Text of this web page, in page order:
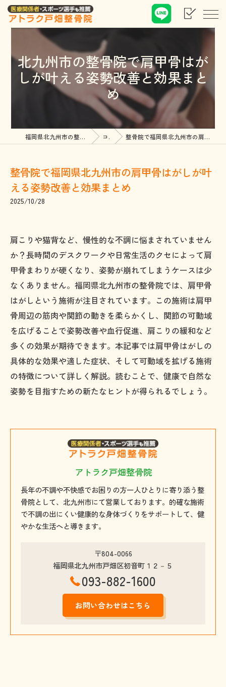
北九州市の整骨院で肩甲骨はが
しが叶える姿勢改善と効果まと
め
福岡県北九州市の整骨院ならアトラク戸畑整骨院 コラム 整骨院で福岡県北九州市の肩甲骨はがしが叶える姿勢改善と効果まとめ
整骨院で福岡県北九州市の肩甲骨はがしが叶
える姿勢改善と効果まとめ
2025/10/28
肩こりや猫背など、慢性的な不調に悩まされていません
か？長時間のデスクワークや日常生活のクセによって肩
甲骨まわりが硬くなり、姿勢が崩れてしまうケースは少
なくありません。福岡県北九州市の整骨院では、肩甲骨
はがしという施術が注目されています。この施術は肩甲
骨周辺の筋肉や関節の動きを柔らかくし、関節の可動域
を広げることで姿勢改善や血行促進、肩こりの緩和など
多くの効果が期待できます。本記事では肩甲骨はがしの
具体的な効果や適した症状、そして可動域を拡げる施術
の特徴について詳しく解説。読むことで、健康で自然な
姿勢を目指すための新たなヒントが得られるでしょう。
アトラク戸畑整骨院
長年の不調や不快感でお困りの方一人ひとりに寄り添う整
骨院として、北九州市にて営業しております。的確な施術
で不調の出にくい健康的な身体づくりをサポートして、健
やかな生活へと導きます。
〒804-0066
福岡県北九州市戸畑区初音町１２－５
093-882-1600
お問い合わせはこちら